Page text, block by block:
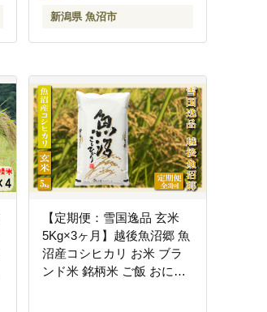
新潟県 魚沼市
【定期便：雪国逸品 玄米
5Kg×3ヶ月】越後魚沼郷 魚
沼産コシヒカリ お米 ブラ
ンド米 銘柄米 ご飯 おにぎ